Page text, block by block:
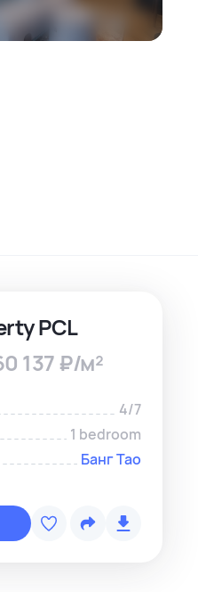
PCL
137 ₽/м²
4/7
1 bedroom
Банг Тао
Копировать
WhatsApp-